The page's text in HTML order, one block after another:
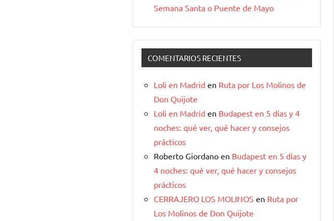
Semana Santa o Puente de Mayo
COMENTARIOS RECIENTES
Loli en Madrid en Ruta por Los Molinos de
Don Quijote
Loli en Madrid en Budapest en 5 días y 4
noches: qué ver, qué hacer y consejos
prácticos
Roberto Giordano en Budapest en 5 días y
4 noches: qué ver, qué hacer y consejos
prácticos
CERRAJERO LOS MOLINOS en Ruta por
Los Molinos de Don Quijote